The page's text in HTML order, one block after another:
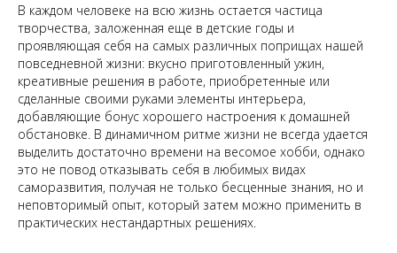
В каждом человеке на всю жизнь остается частица
творчества, заложенная еще в детские годы и
проявляющая себя на самых различных поприщах нашей
повседневной жизни: вкусно приготовленный ужин,
креативные решения в работе, приобретенные или
сделанные своими руками элементы интерьера,
добавляющие бонус хорошего настроения к домашней
обстановке. В динамичном ритме жизни не всегда удается
выделить достаточно времени на весомое хобби, однако
это не повод отказывать себя в любимых видах
саморазвития, получая не только бесценные знания, но и
неповторимый опыт, который затем можно применить в
практических нестандартных решениях.